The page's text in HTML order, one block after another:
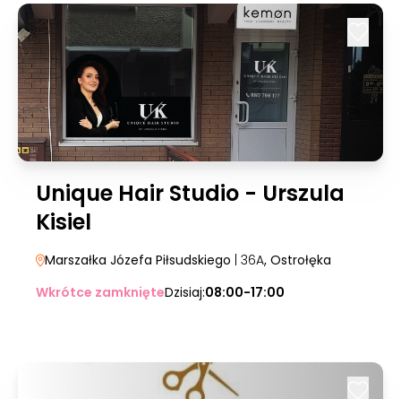
Unique Hair Studio - Urszula
Kisiel
Marszałka Józefa Piłsudskiego | 36A, Ostrołęka
Wkrótce zamknięteDzisiaj:08:00-17:00